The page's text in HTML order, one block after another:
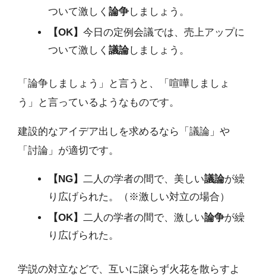
ついて激しく 論争しましょう。
【OK】 今日の定例会議では、売上アップに
ついて激しく 議論しましょう。
「論争しましょう」と言うと、「喧嘩しましょ
う」と言っているようなものです。
建設的なアイデア出しを求めるなら「議論」や
「討論」が適切です。
【NG】 二人の学者の間で、美しい議論が繰
り広げられた。（※激しい対立の場合）
【OK】 二人の学者の間で、激しい論争が繰
り広げられた。
学説の対立などで、互いに譲らず火花を散らすよ